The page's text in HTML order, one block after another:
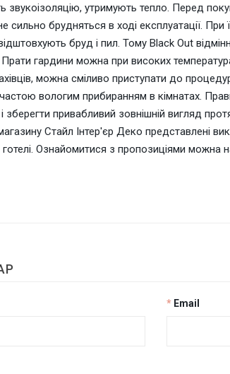
звукоізоляцію, утримують тепло. Перед
сильно брудняться в ході експлуатації.
бруд і пил. Тому Black Out
Прати гардини можна при високих
можна сміливо приступати до
вологим прибиранням в кімнатах.
зберегти привабливий зовнішній вигляд
магазину Стайл Інтер'єр Деко представлені
Ознайомитися з пропозиціями можна
Email